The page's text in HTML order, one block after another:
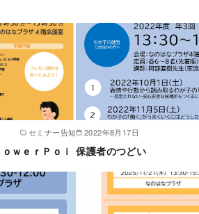
セミナー告知
ｗｅｒＰｏｉ
2022年8月17日
保護者のつどい